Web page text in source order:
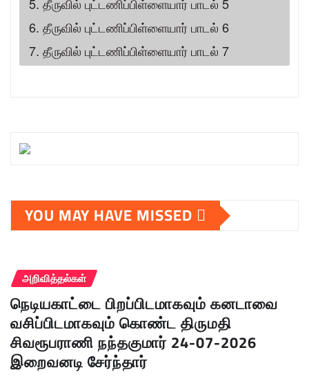
6. தீருவில் புட்டணிப்பிள்ளையார் பாடல் 6
7. தீருவில் புட்டணிப்பிள்ளையார் பாடல் 7
YOU MAY HAVE MISSED
அறிவித்தல்கள்
நெடியகாட்டை பிறப்பிடமாகவும் கனடாவை
வசிப்பிடமாகவும் கொண்ட திருமதி
சிவரூபராணி நந்தகுமார் 24-07-2026
இறைவனடி சேர்ந்தார்